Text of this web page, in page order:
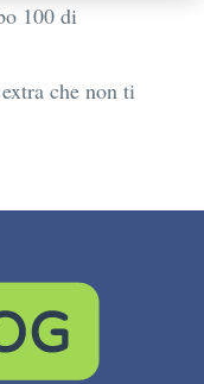
100 di
che non ti